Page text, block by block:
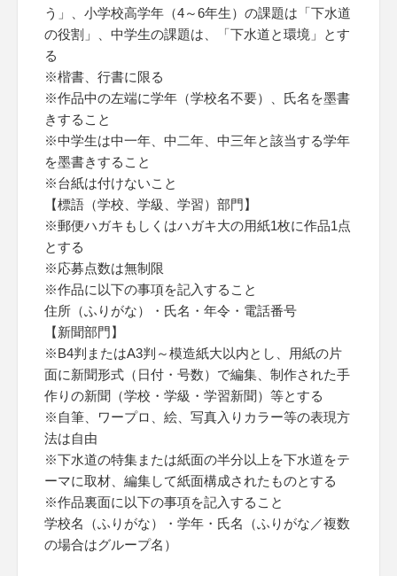
う」、小学校高学年（4～6年生）の課題は「下水道
の役割」、中学生の課題は、「下水道と環境」とす
る
※楷書、行書に限る
※作品中の左端に学年（学校名不要）、氏名を墨書
きすること
※中学生は中一年、中二年、中三年と該当する学年
を墨書きすること
※台紙は付けないこと
【標語（学校、学級、学習）部門】
※郵便ハガキもしくはハガキ大の用紙1枚に作品1点
とする
※応募点数は無制限
※作品に以下の事項を記入すること
住所（ふりがな）・氏名・年令・電話番号
【新聞部門】
※B4判またはA3判～模造紙大以内とし、用紙の片
面に新聞形式（日付・号数）で編集、制作された手
作りの新聞（学校・学級・学習新聞）等とする
※自筆、ワープロ、絵、写真入りカラー等の表現方
法は自由
※下水道の特集または紙面の半分以上を下水道をテ
ーマに取材、編集して紙面構成されたものとする
※作品裏面に以下の事項を記入すること
学校名（ふりがな）・学年・氏名（ふりがな／複数
の場合はグループ名）